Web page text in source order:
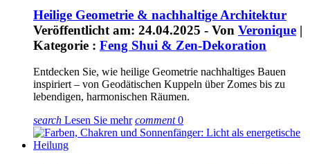
Heilige Geometrie & nachhaltige Architektur
Veröffentlicht am: 24.04.2025 - Von Veronique |
Kategorie : Feng Shui & Zen-Dekoration
Entdecken Sie, wie heilige Geometrie nachhaltiges Bauen
inspiriert – von Geodätischen Kuppeln über Zomes bis zu
lebendigen, harmonischen Räumen.
search Lesen Sie mehr comment0